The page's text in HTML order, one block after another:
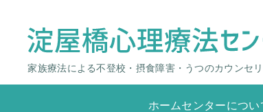
家族療法による不登校・摂食障害・うつのカウンセ
ホームセンターについ